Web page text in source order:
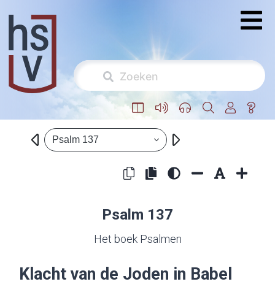
Psalm 137
Psalm 137
Het boek Psalmen
Klacht van de Joden in Babel